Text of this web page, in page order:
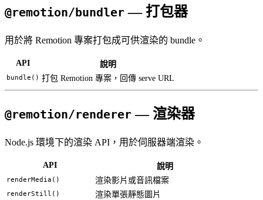
@remotion/bundler — 打包器
用於將 Remotion 專案打包成可供渲染的 bundle。
API 說明
bundle() 打包 Remotion 專案，回傳 serve URL
@remotion/renderer — 渲染器
Node.js 環境下的渲染 API，用於伺服器端渲染。
API 說明
renderMedia() 渲染影片或音訊檔案
renderStill() 渲染單張靜態圖片